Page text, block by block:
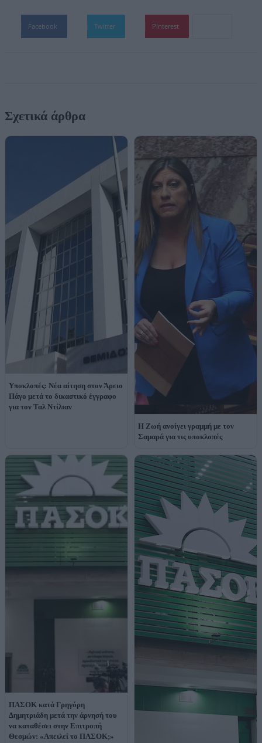
Facebook Twitter Pinterest
Σχετικά άρθρα
Υποκλοπές: Νέα αίτηση στον Άρειο
Πάγο μετά το δικαστικό έγγραφο
για τον Ταλ Ντίλιαν
Η Ζωή ανοίγει γραμμή με τον
Σαμαρά για τις υποκλοπές
ΠΑΣΟΚ κατά Γρηγόρη
Δημητριάδη μετά την άρνησή του
να καταθέσει στην Επιτροπή
Θεσμών: «Απειλεί το ΠΑΣΟΚ;»